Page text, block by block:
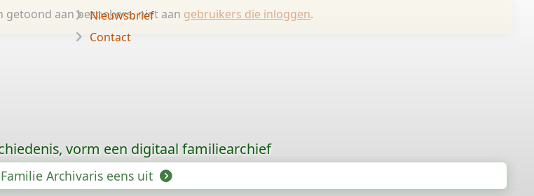
aan bezoekers, niet aan gebruikers die inloggen.
Nieuwsbrief
Contact
vorm een digitaal familiearchief
Archivaris eens uit